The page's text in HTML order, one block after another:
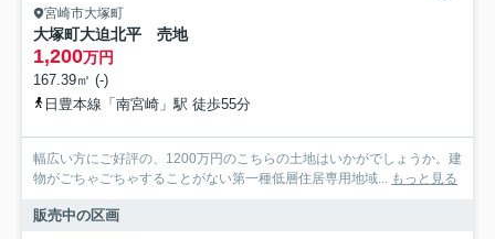
宮崎市大塚町
大塚町大迫北平 売地
1,200万円
167.39㎡ (-)
日豊本線「南宮崎」駅 徒歩55分
幅広い方にご好評の、1200万円のこちらの土地はいかがでしょうか。建
物がごちゃごちゃすることがない第一種低層住居専用地域... もっと見る
販売中の区画